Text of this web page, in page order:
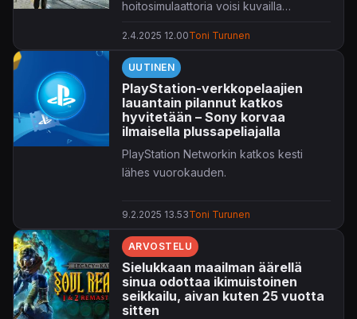
hoitosimulaattoria voisi kuvailla
2.4.2025 12.00Toni Turunen
UUTINEN
PlayStation-verkkopelaajien
lauantain pilannut katkos
hyvitetään – Sony korvaa
ilmaisella plussapeliajalla
PlayStation Networkin katkos kesti
lähes vuorokauden.
9.2.2025 13.53Toni Turunen
ARVOSTELU
Sielukkaan maailman äärellä
sinua odottaa ikimuistoinen
seikkailu, aivan kuten 25 vuotta
sitten